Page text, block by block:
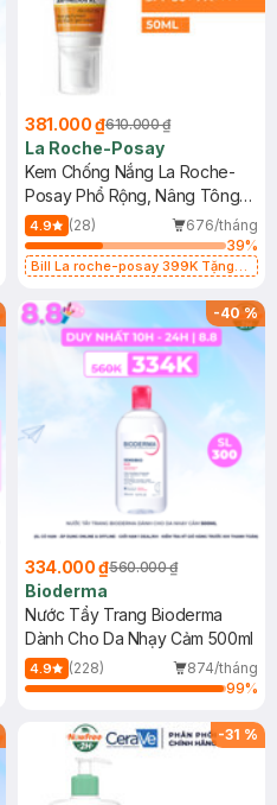
381.000 ₫610.000 ₫
La Roche-Posay
Kem Chống Nắng La Roche-
Posay Phổ Rộng, Nâng Tông
Kiềm Dầu 50ml
4.9 (28)
676/tháng
39%
Bill La roche-posay 399K Tặng
(SL có hạn)
-40%
334.000 ₫560.000 ₫
Bioderma
Nước Tẩy Trang Bioderma
Dành Cho Da Nhạy Cảm 500ml
4.9 (228)
874/tháng
99%
-31 %